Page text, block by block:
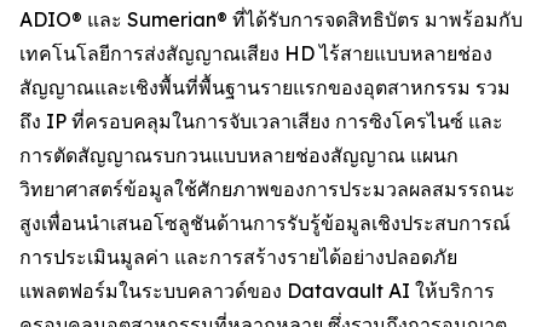
ADIO® และ Sumerian® ที่ได้รับการจดสิทธิบัตร มาพร้อมกับ
เทคโนโลยีการส่งสัญญาณเสียง HD ไร้สายแบบหลายช่อง
สัญญาณและเชิงพื้นที่พื้นฐานรายแรกของอุตสาหกรรม รวม
ถึง IP ที่ครอบคลุมในการจับเวลาเสียง การซิงโครไนซ์ และ
การตัดสัญญาณรบกวนแบบหลายช่องสัญญาณ แผนก
วิทยาศาสตร์ข้อมูลใช้ศักยภาพของการประมวลผลสมรรถนะ
สูงเพื่อนนำเสนอโซลูชันด้านการรับรู้ข้อมูลเชิงประสบการณ์
การประเมินมูลค่า และการสร้างรายได้อย่างปลอดภัย
แพลตฟอร์มในระบบคลาวด์ของ Datavault AI ให้บริการ